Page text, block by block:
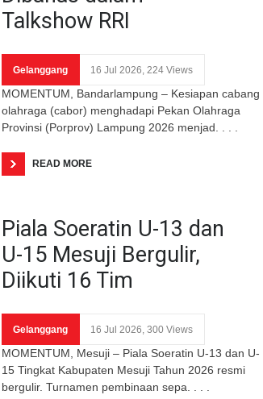
Talkshow RRI
Gelanggang 16 Jul 2026, 224 Views
MOMENTUM, Bandarlampung – Kesiapan cabang
olahraga (cabor) menghadapi Pekan Olahraga
Provinsi (Porprov) Lampung 2026 menjad. . . .
READ MORE
Piala Soeratin U-13 dan
U-15 Mesuji Bergulir,
Diikuti 16 Tim
Gelanggang 16 Jul 2026, 300 Views
MOMENTUM, Mesuji – Piala Soeratin U-13 dan U-
15 Tingkat Kabupaten Mesuji Tahun 2026 resmi
bergulir. Turnamen pembinaan sepa. . . .